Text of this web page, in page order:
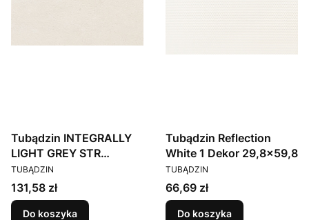
Tubądzin INTEGRALLY
LIGHT GREY STR
32,8X89,8
PRODUCENT
TUBĄDZIN
Cena
131,58 zł
Do koszyka
Tubądzin Reflection
White 1 Dekor 29,8x59,8
PRODUCENT
TUBĄDZIN
Cena
66,69 zł
Do koszyka